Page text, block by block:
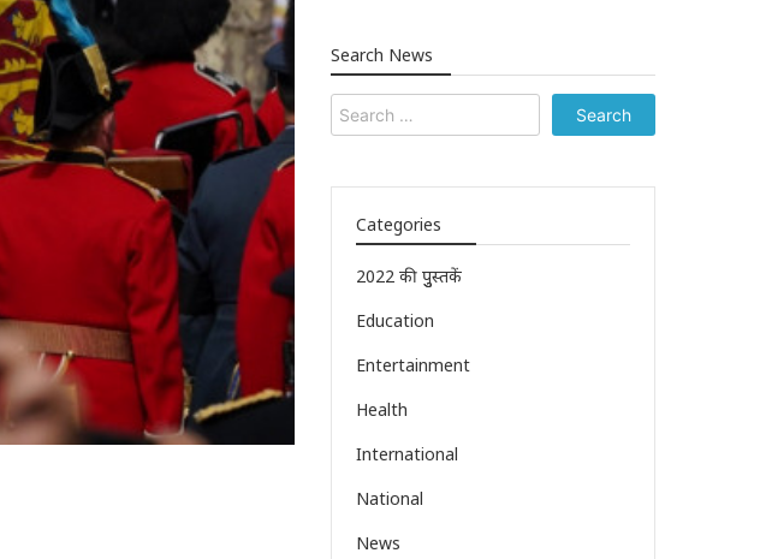
Search News
Categories
2022 की पुुस्तकें
Education
Entertainment
Health
International
National
News